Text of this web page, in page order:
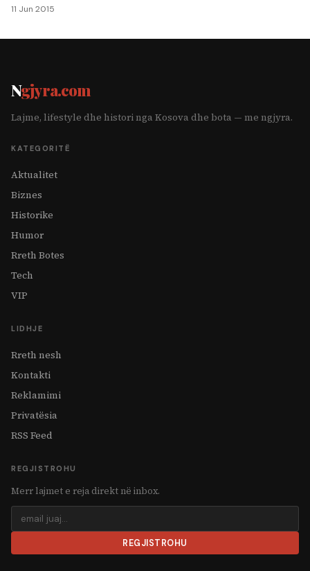
11 Jun 2015
Ngjyra.com
Lajme, lifestyle dhe histori nga Kosova dhe bota — me ngjyra.
KATEGORITË
Aktualitet
Biznes
Historike
Humor
Rreth Botes
Tech
VIP
LIDHJE
Rreth nesh
Kontakti
Reklamimi
Privatësia
RSS Feed
REGJISTROHU
Merr lajmet e reja direkt në inbox.
REGJISTROHU